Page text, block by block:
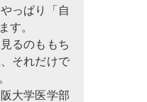
っぱり「自
す。
るのももち
それだけで
大学医学部